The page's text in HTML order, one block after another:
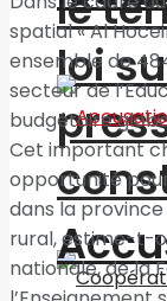
loi
spatial « Al
ensemble de
secteur de
budgétaire
Cet important
opportunité
dans la
rural, estime-t-
nationale, de la